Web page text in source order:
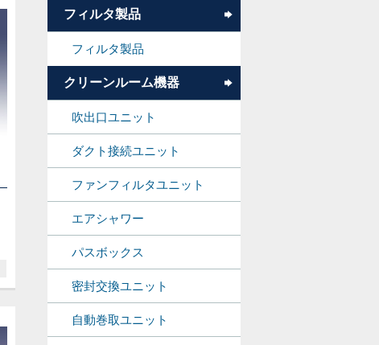
フィルタ製品
フィルタ製品
クリーンルーム機器
吹出口ユニット
ダクト接続ユニット
ファンフィルタユニット
エアシャワー
パスボックス
密封交換ユニット
自動巻取ユニット